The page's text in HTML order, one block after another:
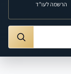
הרשמה לעו"ד